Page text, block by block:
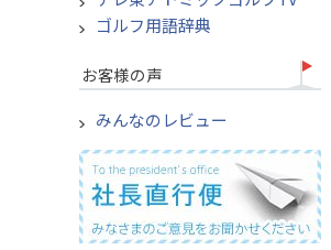
ゴルフ用語辞典
お客様の声
みんなのレビュー